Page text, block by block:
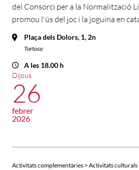
del Consorci per a la Normalització
promou l'ús del joc i la joguina en
Plaça dels Dolors, 1, 2n
Tortosa
A les 18.00 h
Dijous
26
febrer
2026
Activitats complementàries > Activitats culturals